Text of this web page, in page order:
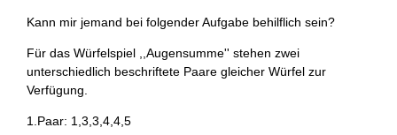
Kann mir jemand bei folgender Aufgabe behilflich sein?
Für das Würfelspiel ,,Augensumme'' stehen zwei
unterschiedlich beschriftete Paare gleicher Würfel zur
Verfügung.
1.Paar: 1,3,3,4,4,5